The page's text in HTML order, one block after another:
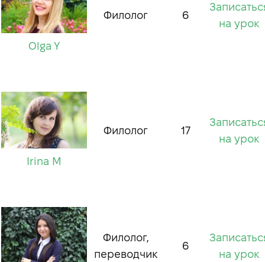
Olga Y
Филолог 6
на урок
Irina M
Филолог 17
на урок
Филолог,
переводчик
6
на урок